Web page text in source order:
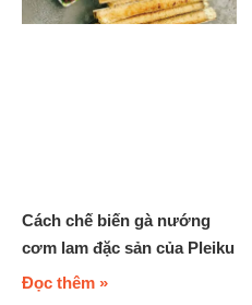
Cách chế biến gà nướng
cơm lam đặc sản của Pleiku
Đọc thêm »